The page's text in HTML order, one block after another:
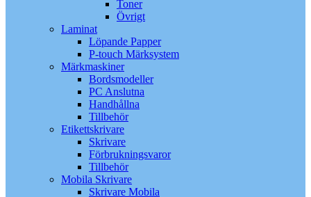
Toner
Övrigt
Laminat
Löpande Papper
P-touch Märksystem
Märkmaskiner
Bordsmodeller
PC Anslutna
Handhållna
Tillbehör
Etikettskrivare
Skrivare
Förbrukningsvaror
Tillbehör
Mobila Skrivare
Skrivare Mobila